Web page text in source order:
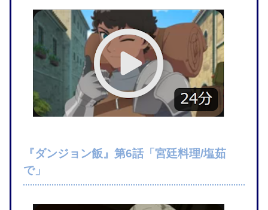
『ダンジョン飯』第6話「宮廷料理/塩茹
で」